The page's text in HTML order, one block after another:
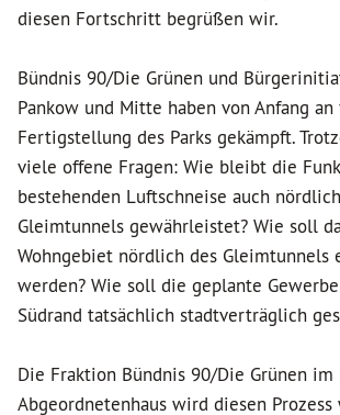
diesen Fortschritt begrüßen wir.
Bündnis 90/Die Grünen und
Pankow und Mitte haben von Anfang
Fertigstellung des Parks gekämpft.
viele offene Fragen: Wie bleibt die
bestehenden Luftschneise auch
Gleimtunnels gewährleistet? Wie soll
Wohngebiet nördlich des Gleimtunnels
werden? Wie soll die geplante
Südrand tatsächlich stadtverträglich
Die Fraktion Bündnis 90/Die Grünen
Abgeordnetenhaus wird diesen